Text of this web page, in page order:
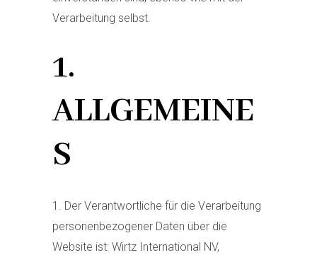
Verarbeitung selbst.
1.
ALLGEMEINE
S
Der Verantwortliche für die Verarbeitung
personenbezogener Daten über die
Website ist: Wirtz International NV,